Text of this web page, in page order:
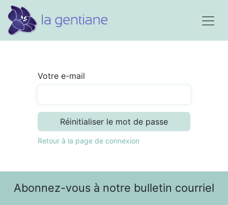
Votre e-mail
Réinitialiser le mot de passe
Retour à la page de connexion
Abonnez-vous à notre bulletin courriel